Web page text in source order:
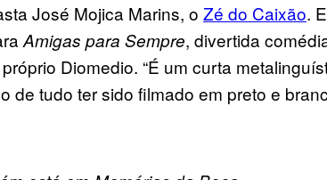
José Mojica Marins, o Zé do Caixão.
Amigas para Sempre, divertida
Diomedio. “É um curta
de tudo ter sido filmado em preto e